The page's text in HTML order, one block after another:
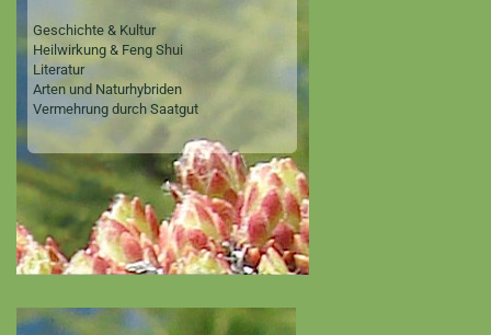
Geschichte & Kultur
Heilwirkung & Feng Shui
Literatur
Arten und Naturhybriden
Vermehrung durch Saatgut